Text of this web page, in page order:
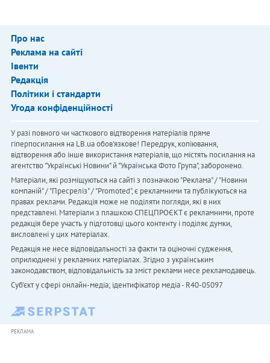
Про нас
Реклама на сайті
Івенти
Редакція
Політики і стандарти
Угода конфіденційності
У разі повного чи часткового відтворення матеріалів пряме
гіперпосилання на LB.ua обов'язкове! Передрук, копіювання,
відтворення або інше використання матеріалів, що містять посилання на
агентство "Українськi Новини" й "Українська Фото Група", заборонено.
Матеріали, які розміщуються на сайті з позначкою "Реклама" / "Новини
компаній" / "Пресреліз" / "Promoted", є рекламними та публікуються на
правах реклами. Редакція може не поділяти погляди, які в них
представлені. Матеріали з плашкою СПЕЦПРОЄКТ є рекламними, проте
редакція бере участь у підготовці цього контенту і поділяє думки,
висловлені у цих матеріалах.
Редакція не несе відповідальності за факти та оціночні судження,
оприлюднені у рекламних матеріалах. Згідно з українським
законодавством, відповідальність за зміст реклами несе рекламодавець.
Cуб'єкт у сфері онлайн-медіа; ідентифікатор медіа - R40-05097
РЕКЛАМА